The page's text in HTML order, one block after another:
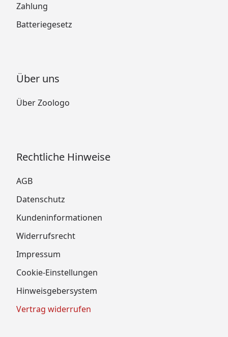
Zahlung
Batteriegesetz
Über uns
Über Zoologo
Rechtliche Hinweise
AGB
Datenschutz
Kundeninformationen
Widerrufsrecht
Impressum
Cookie-Einstellungen
Hinweisgebersystem
Vertrag widerrufen